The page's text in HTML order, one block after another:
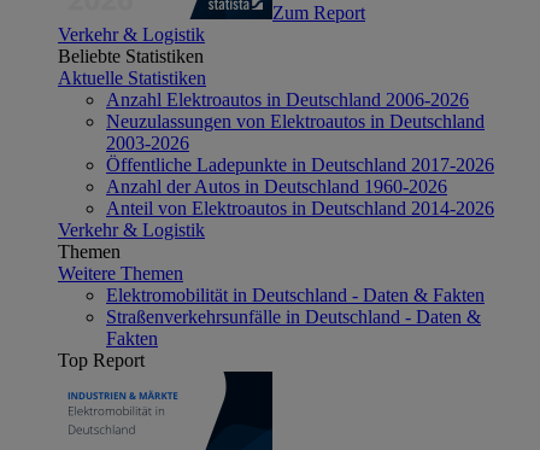
Zum Report
Verkehr & Logistik
Beliebte Statistiken
Aktuelle Statistiken
Anzahl Elektroautos in Deutschland 2006-2026
Neuzulassungen von Elektroautos in Deutschland
2003-2026
Öffentliche Ladepunkte in Deutschland 2017-2026
Anzahl der Autos in Deutschland 1960-2026
Anteil von Elektroautos in Deutschland 2014-2026
Verkehr & Logistik
Themen
Weitere Themen
Elektromobilität in Deutschland - Daten & Fakten
Straßenverkehrsunfälle in Deutschland - Daten &
Fakten
Top Report